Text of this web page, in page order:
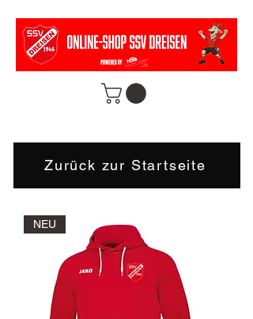
FANSHOP
Zurück zur Startseite
NEU